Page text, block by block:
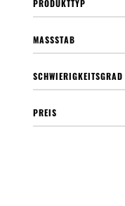
PRODUKTTYP
MASSSTAB
SCHWIERIGKEITSGRAD
PREIS